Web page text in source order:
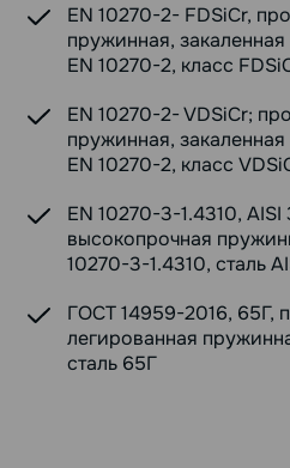
EN 10270-2- FDSiCr,
пружинная,
EN 10270-2, класс
EN 10270-2- VDSiCr;
пружинная,
EN 10270-2, класс
EN 10270-3-1.4310,
высокопрочная
10270-3-1.4310, сталь
ГОСТ 14959-2016, 65Г,
легированная
сталь 65Г